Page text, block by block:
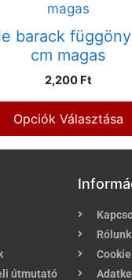
barack
cm magas
2,200 Ft
Opciók Választása
útmutató
Rólunk